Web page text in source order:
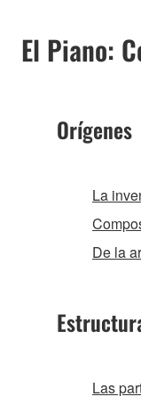
El Piano:
Orígenes
La
De la
Las